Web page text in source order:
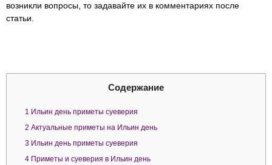
возникли вопросы, то задавайте их в комментариях после
статьи.
Содержание
1 Ильин день приметы суеверия
2 Актуальные приметы на Ильин день
3 Ильин день приметы суеверия
4 Приметы и суеверия в Ильин день